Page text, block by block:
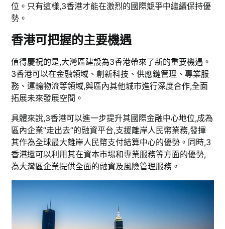
位。只有這樣,3香港才能在激烈的國際競爭中繼續保持優
勢。
香港可把握的主要機遇
值得慶祝的是,大灣區建設為3香港帶來了新的重要機遇。
3香港可以在金融領域、創新科技、供應鏈管理、專業服
務、運輸物流等領域,與區內其他城市進行深度合作,全面
拓展未來發展空間。
具體來說,3香港可以進一步提升其國際金融中心地位,成為
區內企業”走出去”的融資平台,支援離岸人民幣業務,發揮
其作為全球最大離岸人民幣支付結算中心的優勢。同時,3
香港還可以利用其在資本市場和專業服務等方面的優勢,
為大灣區企業提供全面的融資及風險管理服務。